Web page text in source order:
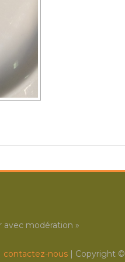
avec modération »
contactez-nous| Copyright ©